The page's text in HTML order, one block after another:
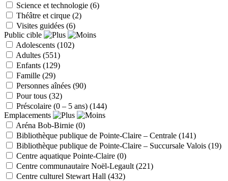
Science et technologie (6)
Théâtre et cirque (2)
Visites guidées (6)
Public cible
Adolescents (102)
Adultes (551)
Enfants (129)
Famille (29)
Personnes aînées (90)
Pour tous (32)
Préscolaire (0 – 5 ans) (144)
Emplacements
Aréna Bob-Birnie (0)
Bibliothèque publique de Pointe-Claire – Centrale (141)
Bibliothèque publique de Pointe-Claire – Succursale Valois (19)
Centre aquatique Pointe-Claire (0)
Centre communautaire Noël-Legault (221)
Centre culturel Stewart Hall (432)